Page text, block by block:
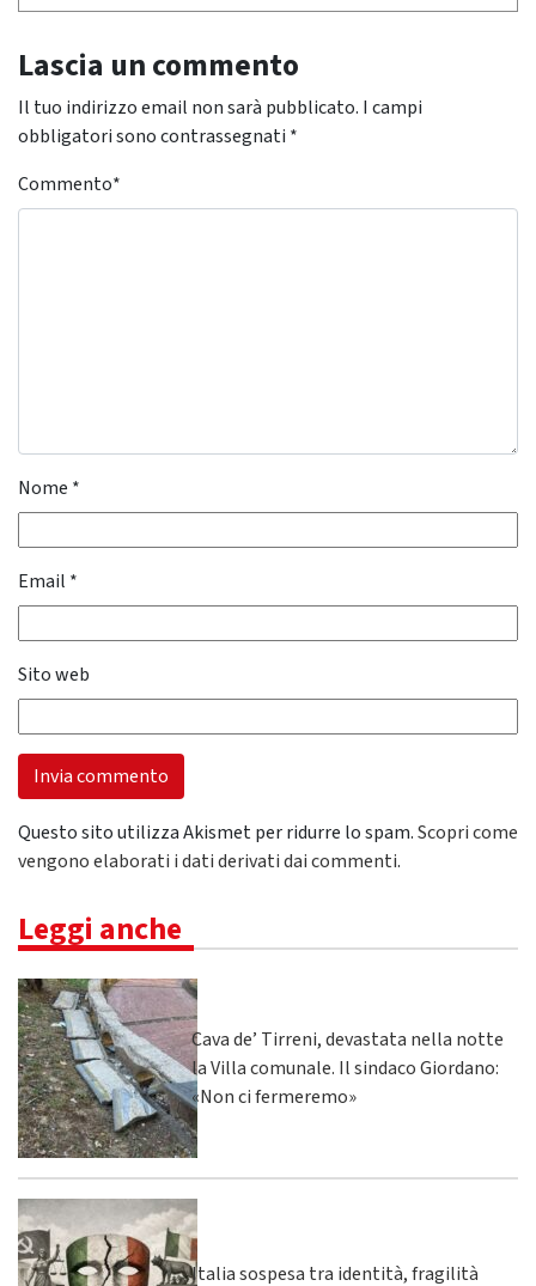
Lascia un commento
Il tuo indirizzo email non sarà pubblicato. I campi
obbligatori sono contrassegnati *
Commento*
Nome *
Email *
Sito web
Questo sito utilizza Akismet per ridurre lo spam.Scopri come
vengono elaborati i dati derivati dai commenti.
Leggi anche
Cava de’ Tirreni, devastata nella notte
la Villa comunale. Il sindaco Giordano:
«Non ci fermeremo»
Italia sospesa tra identità, fragilità